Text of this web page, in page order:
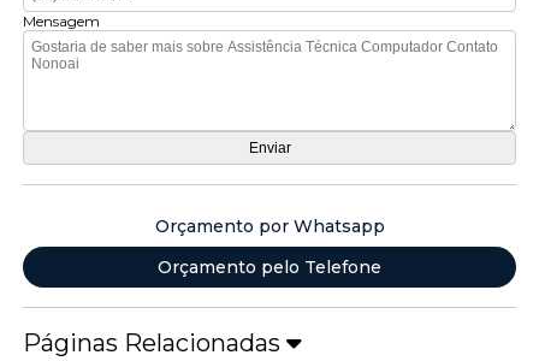
Mensagem
Orçamento por Whatsapp
Orçamento pelo Telefone
Páginas Relacionadas